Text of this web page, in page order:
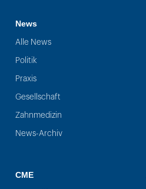
News
Alle News
Politik
Praxis
Gesellschaft
Zahnmedizin
News-Archiv
CME